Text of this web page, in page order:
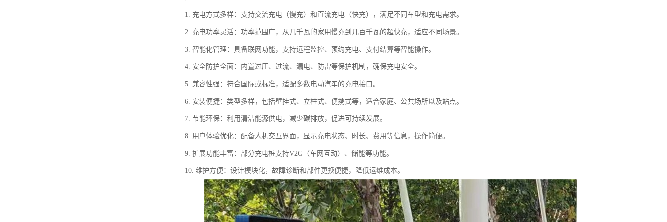
1. 充电方式多样：支持交流充电（慢充）和直流充电（快充），满足不同车型和充电需求。
2. 充电功率灵活：功率范围广，从几千瓦的家用慢充到几百千瓦的超快充，适应不同场景。
3. 智能化管理：具备联网功能，支持远程监控、预约充电、支付结算等智能操作。
4. 安全防护全面：内置过压、过流、漏电、防雷等保护机制，确保充电安全。
5. 兼容性强：符合国际或标准，适配多数电动汽车的充电接口。
6. 安装便捷：类型多样，包括壁挂式、立柱式、便携式等，适合家庭、公共场所以及站点。
7. 节能环保：利用清洁能源供电，减少碳排放，促进可持续发展。
8. 用户体验优化：配备人机交互界面，显示充电状态、时长、费用等信息，操作简便。
9. 扩展功能丰富：部分充电桩支持V2G（车网互动）、储能等功能。
10. 维护方便：设计模块化，故障诊断和部件更换便捷，降低运维成本。